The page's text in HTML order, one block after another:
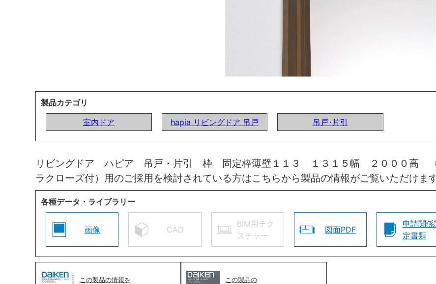
製品カテゴリ
室内ドア
hapia リビングドア 吊戸 吊戸･片引
リビングドア ハピア 吊戸・片引 枠 固定枠薄壁１１３ １３１５幅 ２０００高
ラクローズ付）用のご採用を検討されている方はこちらから製品の情報がご覧いただけま
各種データ・ライブラリー
画像 CAD
BIM用テク
スチャー
図面PDF
申請関係
定書類
この製品の情報を この製品の